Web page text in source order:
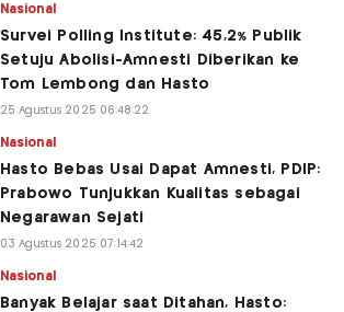
Nasional
Survei Polling Institute: 45,2% Publik
Setuju Abolisi-Amnesti Diberikan ke
Tom Lembong dan Hasto
25 Agustus 2025 06:48:22
Nasional
Hasto Bebas Usai Dapat Amnesti, PDIP:
Prabowo Tunjukkan Kualitas sebagai
Negarawan Sejati
03 Agustus 2025 07:14:42
Nasional
Banyak Belajar saat Ditahan, Hasto: